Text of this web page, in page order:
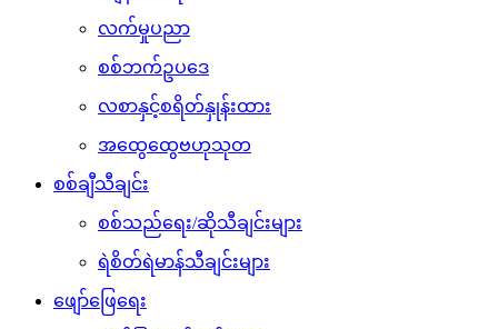
လက်မှုပညာ
စစ်ဘက်ဥပဒေ
လစာနှင့်စရိတ်နှုန်းထား
အထွေထွေဗဟုသုတ
စစ်ချီသီချင်း
စစ်သည်ရေး/ဆိုသီချင်းများ
ရဲစိတ်ရဲမာန်သီချင်းများ
ဖျော်ဖြေရေး